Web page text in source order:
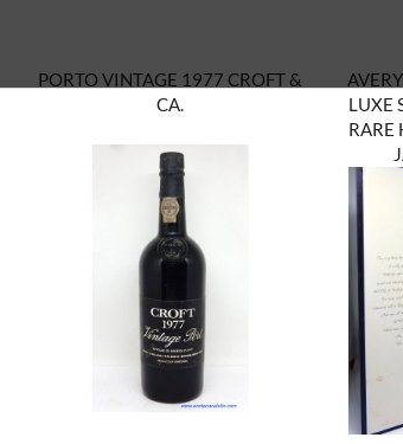
PORTO VINTAGE 1977 CROFT &
CA.
LUXE
RARE